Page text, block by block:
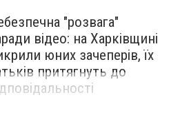
"розвага"
відео: на Харківщині
юних зачеперів, їх
притягнуть до